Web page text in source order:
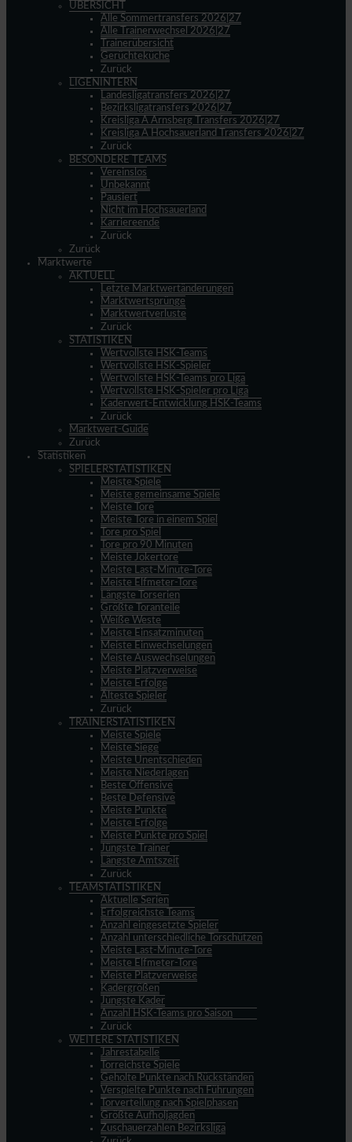
ÜBERSICHT
Alle Sommertransfers 2026|27
Alle Trainerwechsel 2026|27
Trainerübersicht
Gerüchteküche
Zurück
LIGENINTERN
Landesligatransfers 2026|27
Bezirksligatransfers 2026|27
Kreisliga A Arnsberg Transfers 2026|27
Kreisliga A Hochsauerland Transfers 2026|27
Zurück
BESONDERE TEAMS
Vereinslos
Unbekannt
Pausiert
Nicht im Hochsauerland
Karriereende
Zurück
Zurück
Marktwerte
AKTUELL
Letzte Marktwertänderungen
Marktwertsprünge
Marktwertverluste
Zurück
STATISTIKEN
Wertvollste HSK-Teams
Wertvollste HSK-Spieler
Wertvollste HSK-Teams pro Liga
Wertvollste HSK-Spieler pro Liga
Kaderwert-Entwicklung HSK-Teams
Zurück
Marktwert-Guide
Zurück
Statistiken
SPIELERSTATISTIKEN
Meiste Spiele
Meiste gemeinsame Spiele
Meiste Tore
Meiste Tore in einem Spiel
Tore pro Spiel
Tore pro 90 Minuten
Meiste Jokertore
Meiste Last-Minute-Tore
Meiste Elfmeter-Tore
Längste Torserien
Größte Toranteile
Weiße Weste
Meiste Einsatzminuten
Meiste Einwechselungen
Meiste Auswechselungen
Meiste Platzverweise
Meiste Erfolge
Älteste Spieler
Zurück
TRAINERSTATISTIKEN
Meiste Spiele
Meiste Siege
Meiste Unentschieden
Meiste Niederlagen
Beste Offensive
Beste Defensive
Meiste Punkte
Meiste Erfolge
Meiste Punkte pro Spiel
Jüngste Trainer
Längste Amtszeit
Zurück
TEAMSTATISTIKEN
Aktuelle Serien
Erfolgreichste Teams
Anzahl eingesetzte Spieler
Anzahl unterschiedliche Torschützen
Meiste Last-Minute-Tore
Meiste Elfmeter-Tore
Meiste Platzverweise
Kadergrößen
Jüngste Kader
Anzahl HSK-Teams pro Saison
Zurück
WEITERE STATISTIKEN
Jahrestabelle
Torreichste Spiele
Geholte Punkte nach Rückständen
Verspielte Punkte nach Führungen
Torverteilung nach Spielphasen
Größte Aufholjagden
Zuschauerzahlen Bezirksliga